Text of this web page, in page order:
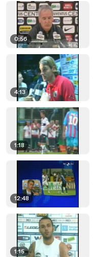
0:56
4:13
1:18
12:48
1:15